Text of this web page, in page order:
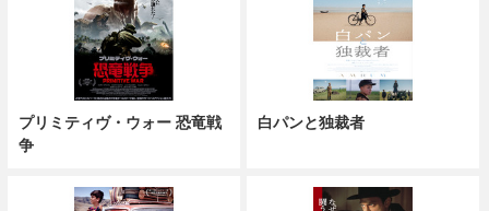
プリミティヴ・ウォー 恐竜戦
争
白パンと独裁者